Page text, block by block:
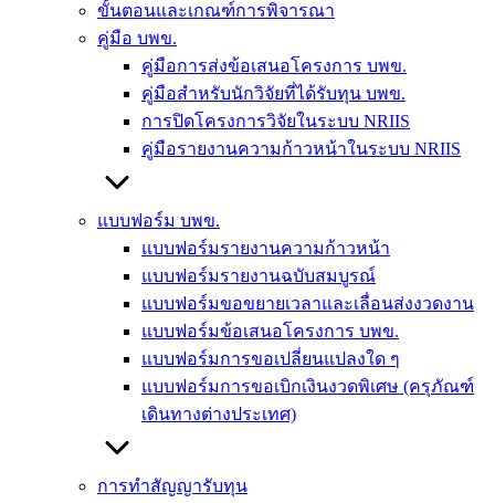
ขั้นตอนและเกณฑ์การพิจารณา
คู่มือ บพข.
คู่มือการส่งข้อเสนอโครงการ บพข.
คู่มือสำหรับนักวิจัยที่ได้รับทุน บพข.
การปิดโครงการวิจัยในระบบ NRIIS
คู่มือรายงานความก้าวหน้าในระบบ NRIIS
แบบฟอร์ม บพข.
แบบฟอร์มรายงานความก้าวหน้า
แบบฟอร์มรายงานฉบับสมบูรณ์
แบบฟอร์มขอขยายเวลาและเลื่อนส่งงวดงาน
แบบฟอร์มข้อเสนอโครงการ บพข.
แบบฟอร์มการขอเปลี่ยนแปลงใด ๆ
แบบฟอร์มการขอเบิกเงินงวดพิเศษ (ครุภัณฑ์
เดินทางต่างประเทศ)
การทำสัญญารับทุน